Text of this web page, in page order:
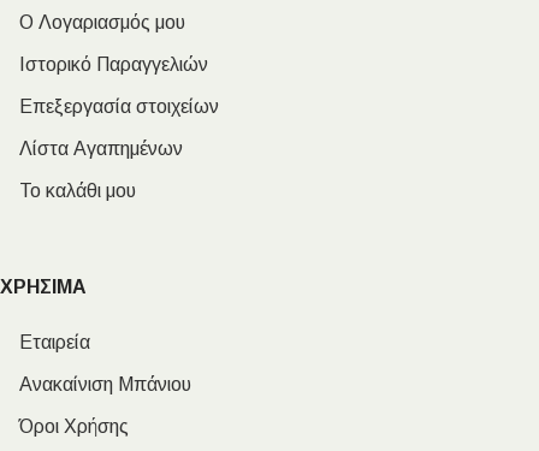
Ο Λογαριασμός μου
Ιστορικό Παραγγελιών
Επεξεργασία στοιχείων
Λίστα Αγαπημένων
Το καλάθι μου
ΧΡΗΣΙΜΑ
Εταιρεία
Ανακαίνιση Μπάνιου
Όροι Χρήσης